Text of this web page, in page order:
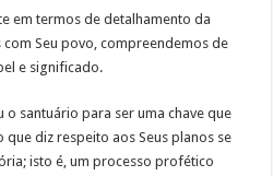
em termos de detalhamento da
Seu povo, compreendemos de
e significado.
o santuário para ser uma chave que
diz respeito aos Seus planos se
isto é, um processo profético